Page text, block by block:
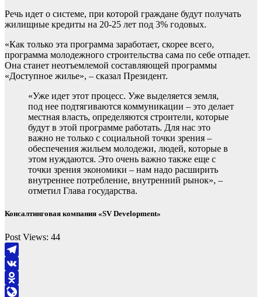
Речь идет о системе, при которой граждане будут получать
жилищные кредиты на 20-25 лет под 3% годовых.
«Как только эта программа заработает, скорее всего,
программа молодежного строительства сама по себе отпадет.
Она станет неотъемлемой составляющей программы
«Доступное жилье», – сказал Президент.
«Уже идет этот процесс. Уже выделяется земля,
под нее подтягиваются коммуникации – это делает
местная власть, определяются строители, которые
будут в этой программе работать. Для нас это
важно не только с социальной точки зрения –
обеспечения жильем молодежи, людей, которые в
этом нуждаются. Это очень важно также еще с
точки зрения экономики – нам надо расширить
внутреннее потребление, внутренний рынок», –
отметил Глава государства.
Консалтинговая компания «SV Development»
Post Views: 44
Telegram
VK
Odnoklassniki